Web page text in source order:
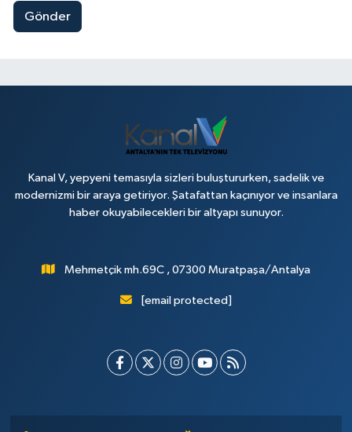
Gönder
Kanal V, yepyeni temasıyla sizleri buluştururken, sadelik ve
modernizmi bir araya getiriyor. Şatafattan kaçınıyor ve insanlara
haber okuyabilecekleri bir altyapı sunuyor.
Mehmetçik mh.69C , 07300 Muratpaşa/Antalya
[email protected]